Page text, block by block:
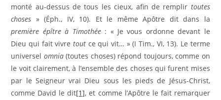
monté au-dessus de tous les cieux, afin de remplir toutes
choses » (Éph., IV, 10). Et le même Apôtre dit dans la
première épître à Timothée : « Je vous ordonne devant le
Dieu qui fait vivretout ce qui vit… » (I Tim., VI, 13). Le terme
universel omnia(toutes choses) répond toujours, comme on
le voit clairement, à l’ensemble des choses qui furent mises
par le Seigneur vrai Dieu sous les pieds de Jésus-Christ,
comme David le dit[1], et comme l’Apôtre le fait remarquer